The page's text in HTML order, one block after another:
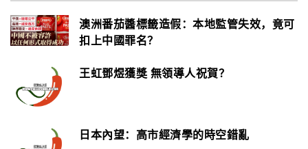
澳洲番茄醬標籤造假：本地監管失效，竟可
扣上中國罪名？
王虹鄧煜獲獎 無領導人祝賀？
日本內望：高市經濟學的時空錯亂